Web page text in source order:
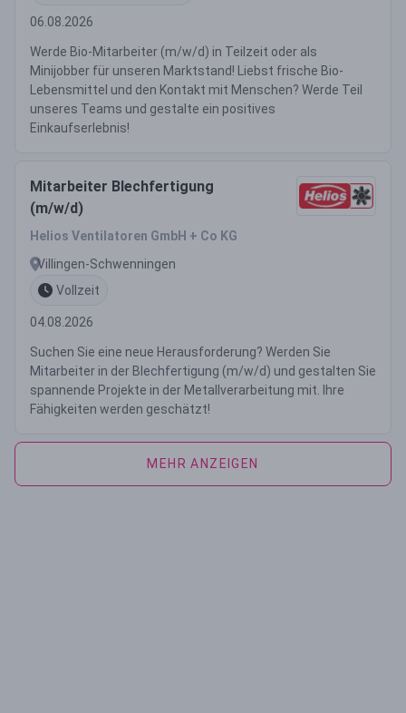
06.08.2026
Werde Bio-Mitarbeiter (m/w/d) in Teilzeit oder als
Minijobber für unseren Marktstand! Liebst frische Bio-
Lebensmittel und den Kontakt mit Menschen? Werde Teil
unseres Teams und gestalte ein positives
Einkaufserlebnis!
Mitarbeiter Blechfertigung
(m/w/d)
Helios Ventilatoren GmbH + Co KG
Villingen-Schwenningen
Vollzeit
04.08.2026
Suchen Sie eine neue Herausforderung? Werden Sie
Mitarbeiter in der Blechfertigung (m/w/d) und gestalten Sie
spannende Projekte in der Metallverarbeitung mit. Ihre
Fähigkeiten werden geschätzt!
MEHR ANZEIGEN